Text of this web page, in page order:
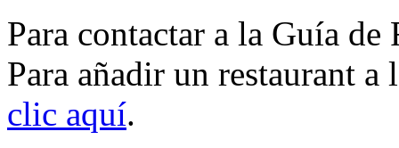
Para contactar a la Guía de
Para añadir un restaurant
clic aquí.